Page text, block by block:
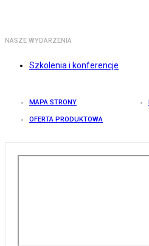
NASZE WYDARZENIA
Szkolenia i konferencje
MAPA STRONY
OFERTA PRODUKTOWA